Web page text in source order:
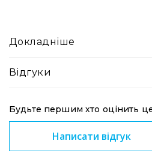
та
Докладніше
Відгуки
Будьте першим хто оцінить
Написати відгук